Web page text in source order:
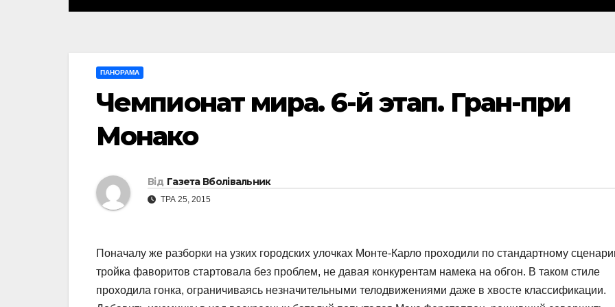
ПАНОРАМА
Чемпионат мира. 6-й этап. Гран-при
Монако
Від Газета Вболівальник
ТРА 25, 2015
Поначалу же разборки на узких городских улочках Монте-Карло проходили по стандартному
тройка фаворитов стартовала без проблем, не давая конкурентам намека на обгон. В таком стиле
проходила гонка, ограничиваясь незначительными телодвижениями даже в хвосте классификации.